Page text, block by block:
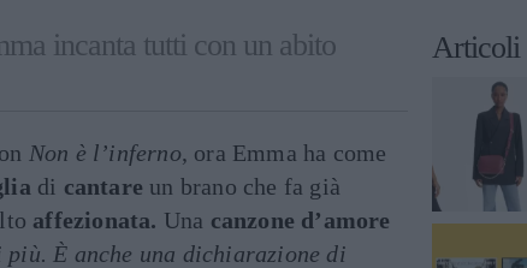
incanta tutti con un abito
Non è l’inferno, ora Emma ha come
di cantare un brano che fa già
affezionata. Una canzone d’amore
È anche una dichiarazione di
Articoli